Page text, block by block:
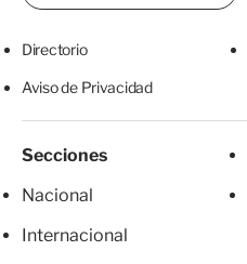
Directorio
Aviso de Privacidad
Secciones
Nacional
Internacional